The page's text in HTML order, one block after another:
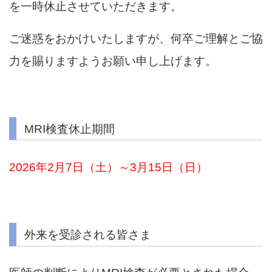
を一時休止させていただきます。
ご迷惑をおかけいたしますが、何卒ご理解とご協
力を賜りますようお願い申し上げます。
MRI検査休止期間
2026年2月7日（土）～3月15日（日）
外来を受診される皆さま